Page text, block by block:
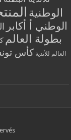
الوطنية
الوطني أ أكابر
بطولة العالم
العالم للأندية كأس